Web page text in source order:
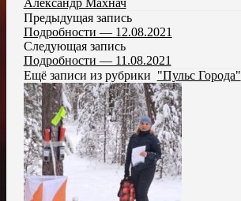
Предыдущая запись
Подробности — 12.08.2021
Следующая запись
Подробности — 11.08.2021
Ещё записи из рубрики "Пульс Города"